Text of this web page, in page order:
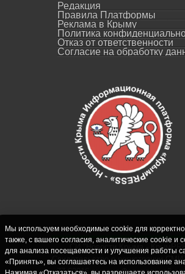
Редакция
Правила Платформы
Реклама в Крыму
Политика
Отказ от ответственности
Согласие на обработку
СИ "Новости Крыма -
Свидетельство о регистрации
77-62916 выдано Федеральной
Мы используем необходимые cookie для
также, с вашего согласия, аналитические cookie и
для анализа посещаемости и улучшения работы
«Принять», вы соглашаетесь на использование